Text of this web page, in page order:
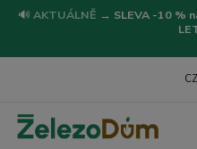
🔊 AKTUÁLNĚ → SLEVA -10 %